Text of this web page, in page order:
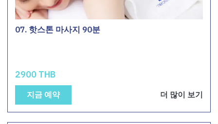
07. 핫스톤 마사지 90분
2900 THB
지금 예약 더 많이 보기